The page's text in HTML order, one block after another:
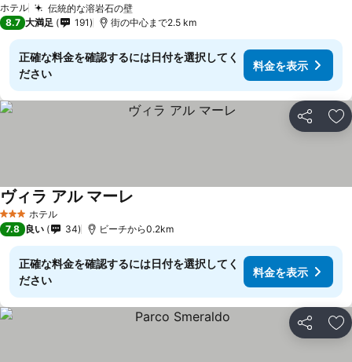
ホテル 伝統的な溶岩石の壁
8.7 大満足 191 街の中心まで2.5 km
正確な料金を確認するには日付を選択してく
ださい
料金を表示
シェア お
3 ホテルのランク
ホテル
ヴィラ アル マーレ
7.8 良い 34 ビーチから0.2km
正確な料金を確認するには日付を選択してく
ださい
料金を表示
シェア お